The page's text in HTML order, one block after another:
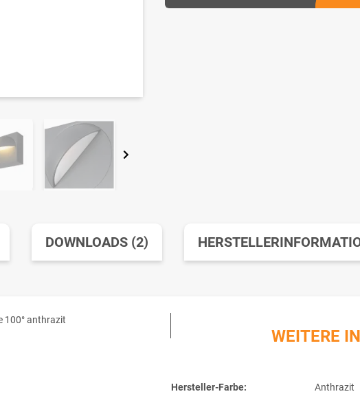
DOWNLOADS (2)
100° anthrazit
WEITERE
Hersteller-Farbe:
Anthrazit